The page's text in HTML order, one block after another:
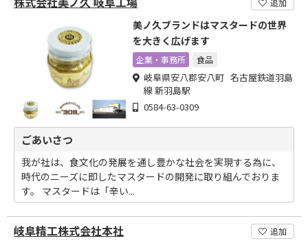
追加
美ノ久ブランドはマスタードの世界
を大きく広げます
企業・事務所 食品
岐阜県安八郡安八町 名古屋鉄道羽島
線 新羽島駅
0584-63-0309
ごあいさつ
我が社は、食文化の発展を通し豊かな社会を実現する為に、
時代のニーズに即したマスタードの開発に取り組んでおりま
す。 マスタードは「辛い...
岐阜精工株式会社本社 追加